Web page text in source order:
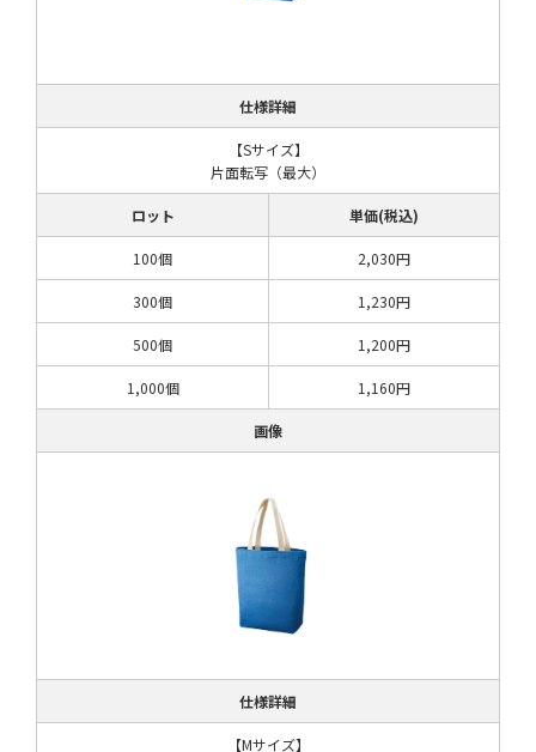
仕様詳細
【Sサイズ】
片面転写（最大）
ロット 単価(税込)
100個 2,030円
300個 1,230円
500個 1,200円
1,000個 1,160円
画像
仕様詳細
【Mサイズ】